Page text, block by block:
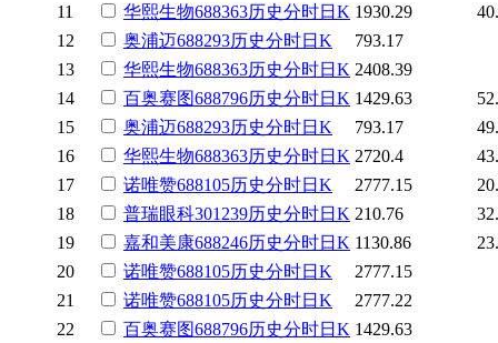
11
华熙生物688363历史分时日K 1930.29
12
奥浦迈688293历史分时日K
793.17
13
华熙生物688363历史分时日K 2408.39
14
百奥赛图688796历史分时日K 1429.63
15
奥浦迈688293历史分时日K 793.17
16
华熙生物688363历史分时日K 2720.4
17
诺唯赞688105历史分时日K 2777.15
18
普瑞眼科301239历史分时日K 210.76
19
嘉和美康688246历史分时日K 1130.86
20
诺唯赞688105历史分时日K
2777.15
21
诺唯赞688105历史分时日K
2777.22
22
百奥赛图688796历史分时日K 1429.63